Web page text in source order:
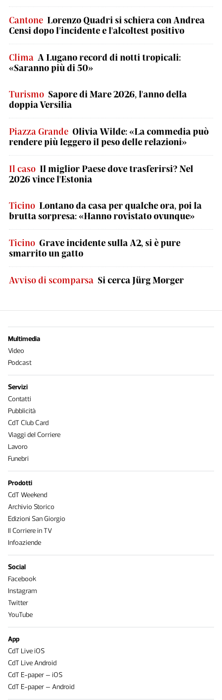
Cantone Lorenzo Quadri si schiera con Andrea
Censi dopo l’incidente e l'alcoltest positivo
Clima A Lugano record di notti tropicali:
«Saranno più di 50»
Turismo Sapore di Mare 2026, l'anno della
doppia Versilia
Piazza Grande Olivia Wilde: «La commedia può
rendere più leggero il peso delle relazioni»
Il caso Il miglior Paese dove trasferirsi? Nel
2026 vince l'Estonia
Ticino Lontano da casa per qualche ora, poi la
brutta sorpresa: «Hanno rovistato ovunque»
Ticino Grave incidente sulla A2, si è pure
smarrito un gatto
Avviso di scomparsa Si cerca Jürg Morger
Multimedia
Video
Podcast
Servizi
Contatti
Pubblicità
CdT Club Card
Viaggi del Corriere
Lavoro
Funebri
Prodotti
CdT Weekend
Archivio Storico
Edizioni San Giorgio
Il Corriere in TV
Infoaziende
Social
Facebook
Instagram
Twitter
YouTube
App
CdT Live iOS
CdT Live Android
CdT E-paper – iOS
CdT E-paper – Android